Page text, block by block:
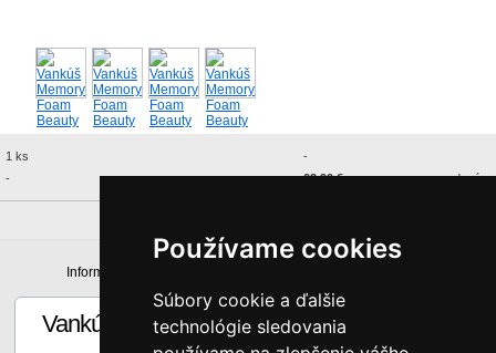
Používame cookies
Súbory cookie a ďalšie
technológie sledovania
1 ks
-
-
62,90 €
vypredané
Informácie
Vankúš Memory Foam Beauty